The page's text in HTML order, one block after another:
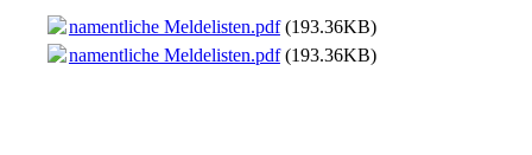
namentliche Meldelisten.pdf(193.36KB)
namentliche Meldelisten.pdf(193.36KB)